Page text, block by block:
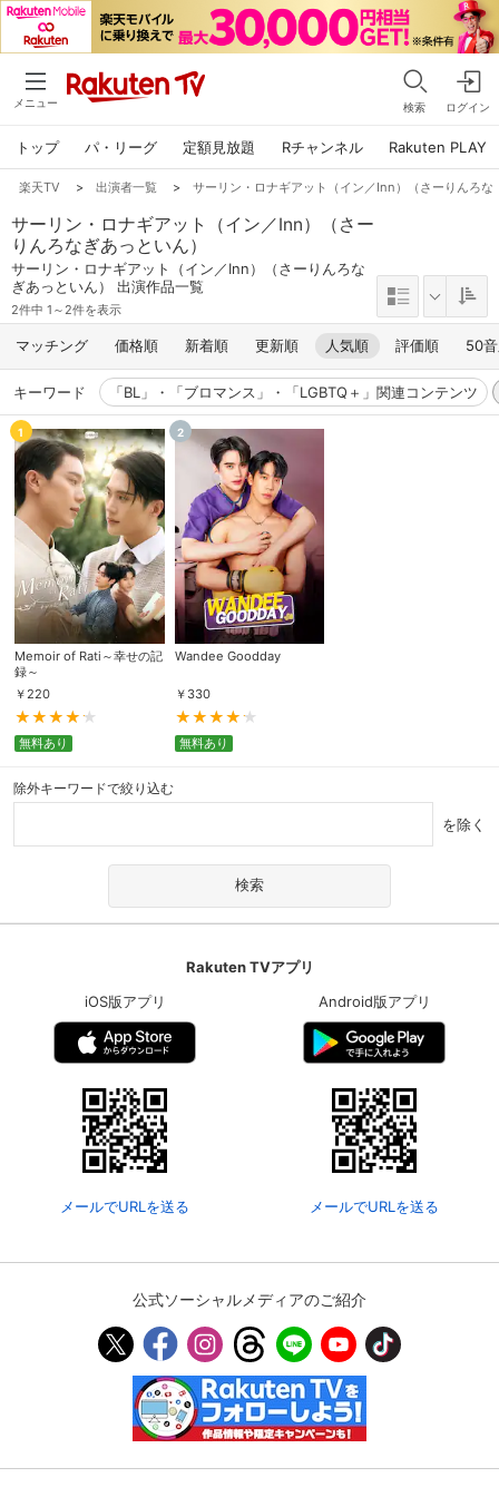
メニュー 検索 ログイン
トップ パ・リーグ 定額見放題 Rチャンネル Rakuten PLAY
楽天TV > 出演者一覧 > サーリン・ロナギアット（イン／Inn）（さーりんろな
サーリン・ロナギアット（イン／Inn）（さー
りんろなぎあっといん）
サーリン・ロナギアット（イン／Inn）（さーりんろな
ぎあっといん） 出演作品一覧
2件中 1～2件を表示
マッチング 価格順 新着順 更新順 人気順 評価順 50
キーワード 「BL」・「ブロマンス」・「LGBTQ＋」関連コンテンツ
1
Memoir of Rati～幸せの記
録～
￥ 220
無料あり
2
Wandee Goodday
￥ 330
無料あり
除外キーワードで絞り込む
を除く
Rakuten TVアプリ
iOS版アプリ
メールでURLを送る
Android版アプリ
メールでURLを送る
公式ソーシャルメディアのご紹介